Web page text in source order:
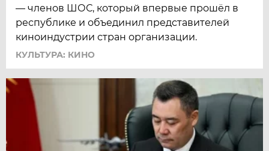
— членов ШОС, который впервые прошёл в
республике и объединил представителей
киноиндустрии стран организации.
КУЛЬТУРА: КИНО